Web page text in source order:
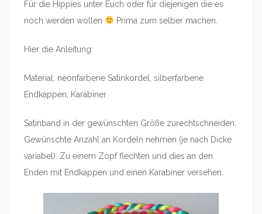
Für die Hippies unter Euch oder für diejenigen die es
noch werden wollen
Prima zum selber machen.
Hier die Anleitung:
Material: neonfarbene Satinkordel, silberfarbene
Endkappen, Karabiner
Satinband in der gewünschten Größe zurechtschneiden.
Gewünschte Anzahl an Kordeln nehmen (je nach Dicke
variabel). Zu einem Zopf flechten und dies an den
Enden mit Endkappen und einen Karabiner versehen.